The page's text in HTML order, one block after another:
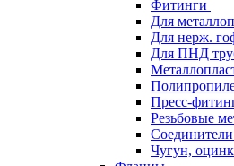
Фитинги
Для
Для нерж.
Для ПНД
Пресс-
Резьбовые
Чугун,